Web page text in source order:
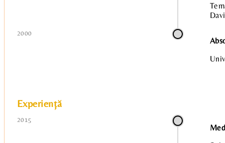
2000
Experiență
2015